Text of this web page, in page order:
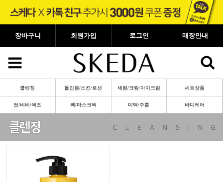
장바구니 회원가입 로그인 매장안내
클렌징 올인원/스킨/로션 세럼/크림/아이크림 세트상품
썬/비비/색조 팩/마스크팩 미백/주름 바디케어